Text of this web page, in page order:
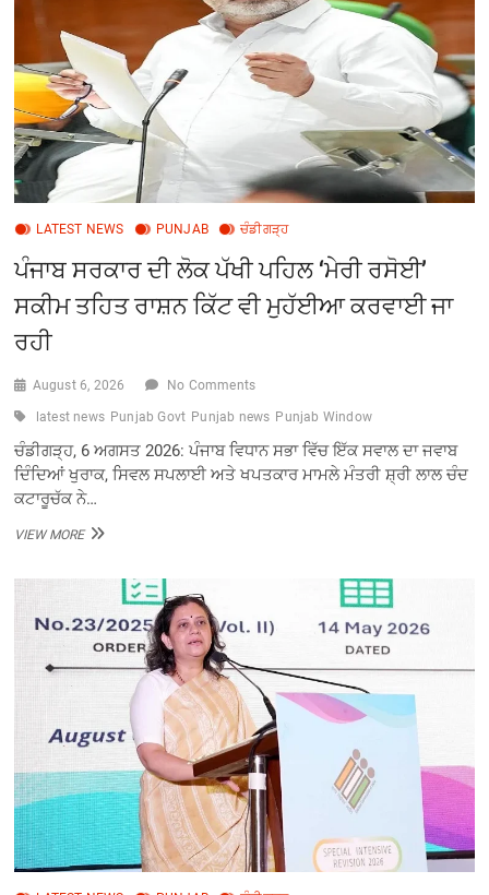
ਦਾ
ਸਪੱਸ਼ਟ
ਪ੍ਰਮਾਣ
LATEST NEWS PUNJAB ਚੰਡੀਗੜ੍ਹ
ਪੰਜਾਬ ਸਰਕਾਰ ਦੀ ਲੋਕ ਪੱਖੀ ਪਹਿਲ ‘ਮੇਰੀ ਰਸੋਈ’
ਸਕੀਮ ਤਹਿਤ ਰਾਸ਼ਨ ਕਿੱਟ ਵੀ ਮੁਹੱਈਆ ਕਰਵਾਈ ਜਾ
ਰਹੀ
August 6, 2026 No Comments
latest news Punjab Govt Punjab news Punjab Window
ਚੰਡੀਗੜ੍ਹ, 6 ਅਗਸਤ 2026: ਪੰਜਾਬ ਵਿਧਾਨ ਸਭਾ ਵਿੱਚ ਇੱਕ ਸਵਾਲ ਦਾ ਜਵਾਬ
ਦਿੰਦਿਆਂ ਖੁਰਾਕ, ਸਿਵਲ ਸਪਲਾਈ ਅਤੇ ਖਪਤਕਾਰ ਮਾਮਲੇ ਮੰਤਰੀ ਸ਼੍ਰੀ ਲਾਲ ਚੰਦ
ਕਟਾਰੂਚੱਕ ਨੇ…
VIEW MOREਪੰਜਾਬ
ਪਹਿਲ
‘ਮੇਰੀ
ਰਸੋਈ’
ਕਿੱਟ
ਮੁਹੱਈਆ
ਕਰਵਾਈ
ਜਾ
ਰਹੀ